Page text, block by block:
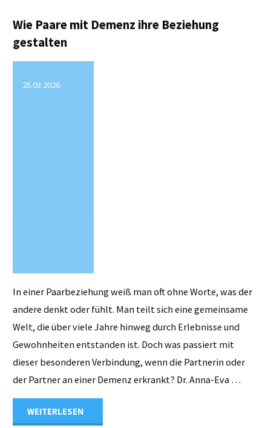
Versorgung
Wie Paare mit Demenz ihre Beziehung
gestalten
25.03.2026
In einer Paarbeziehung weiß man oft ohne Worte, was der
andere denkt oder fühlt. Man teilt sich eine gemeinsame
Welt, die über viele Jahre hinweg durch Erlebnisse und
Gewohnheiten entstanden ist. Doch was passiert mit
dieser besonderen Verbindung, wenn die Partnerin oder
der Partner an einer Demenz erkrankt? Dr. Anna-Eva …
WEITERLESEN